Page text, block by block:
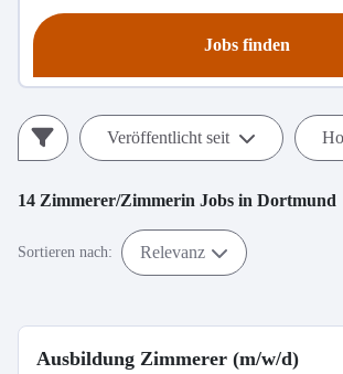
Jobs finden
Veröffentlicht seit
14 Zimmerer/Zimmerin Jobs in Dortmund
Sortieren nach: Relevanz
Ausbildung Zimmerer (m/w/d)